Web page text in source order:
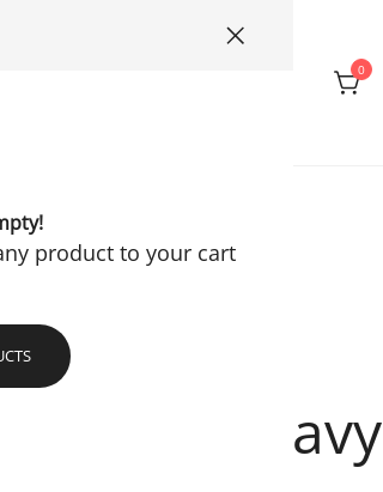
product to your cart
0
Aiza Navy